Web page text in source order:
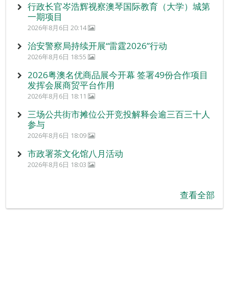
行政长官岑浩辉视察澳琴国际教育（大学）城第
一期项目
2026年8月6日 20:14
治安警察局持续开展“雷霆2026”行动
2026年8月6日 18:55
2026粤澳名优商品展今开幕 签署49份合作项目
发挥会展商贸平台作用
2026年8月6日 18:11
三场公共街市摊位公开竞投解释会逾三百三十人
参与
2026年8月6日 18:09
市政署茶文化馆八月活动
2026年8月6日 18:03
查看全部